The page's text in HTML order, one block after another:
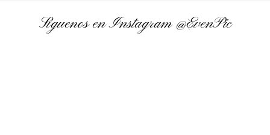
Síguenos en Instagram@EvenPic